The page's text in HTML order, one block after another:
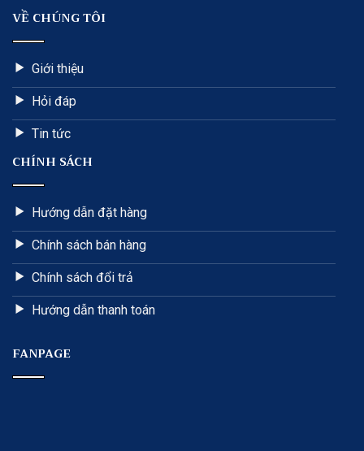
VỀ CHÚNG TÔI
Giới thiệu
Hỏi đáp
Tin tức
CHÍNH SÁCH
Hướng dẫn đặt hàng
Chính sách bán hàng
Chính sách đổi trả
Hướng dẫn thanh toán
FANPAGE